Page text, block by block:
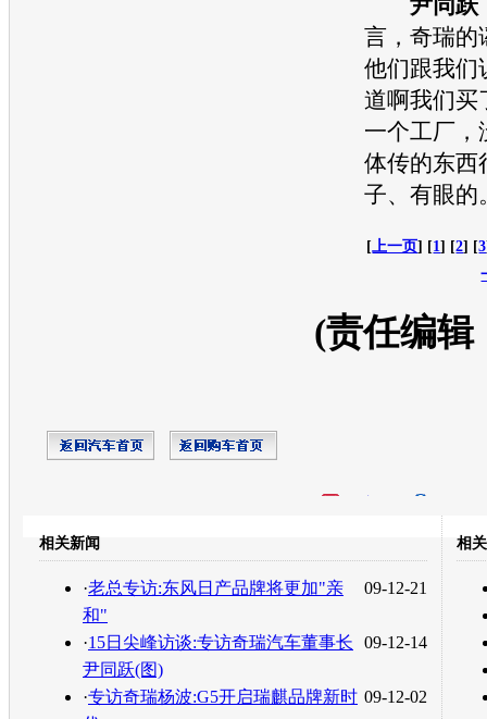
尹同跃
言， 奇瑞的
他们跟我们
道啊我们买
一个工厂，
体传的东西
子、有眼的
[ 上一页] [1] [2] [3
(责任编辑
转发至：
相关新闻
09-12-21
·老总专访:东风日产品牌将更加"亲
和"
09-12-14
·15日尖峰访谈:专访奇瑞汽车董事长
尹同跃(图)
09-12-02
·专访奇瑞杨波:G5开启瑞麒品牌新时
相